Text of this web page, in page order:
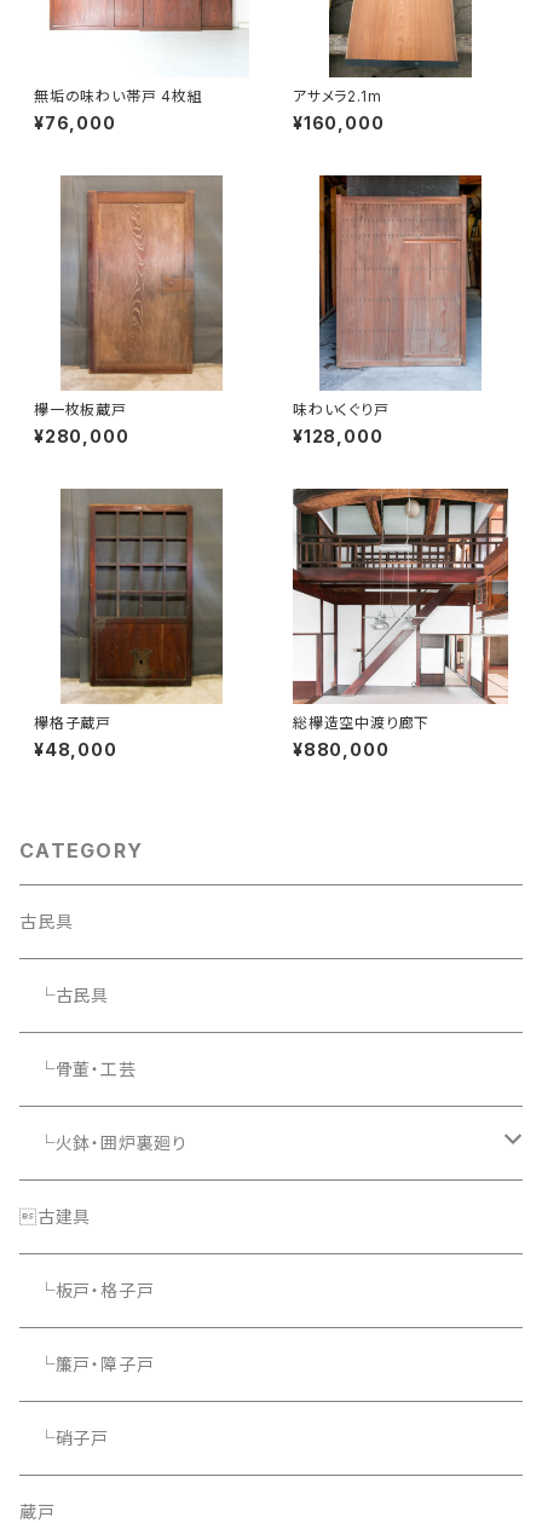
無垢の味わい帯戸 4枚組
¥76,000
アサメラ2.1m
¥160,000
欅一枚板蔵戸
¥280,000
味わいくぐり戸
¥128,000
欅格子蔵戸
¥48,000
総欅造空中渡り廊下
¥880,000
CATEGORY
古民具
└古民具
└骨董・工芸
└火鉢・囲炉裏廻り
└照明器具
古建具
└板戸・格子戸
└簾戸・障子戸
└硝子戸
蔵戸